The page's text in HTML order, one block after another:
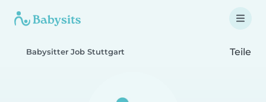
Babysitter Job Stuttgart Teile